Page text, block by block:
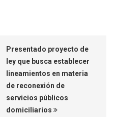
Presentado proyecto de
ley que busca establecer
lineamientos en materia
de reconexión de
servicios públicos
domiciliarios